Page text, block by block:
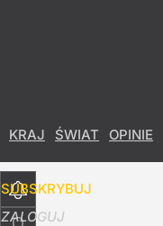
KRAJ ŚWIAT OPINIE
SUBSKRYBUJ
ZALOGUJ